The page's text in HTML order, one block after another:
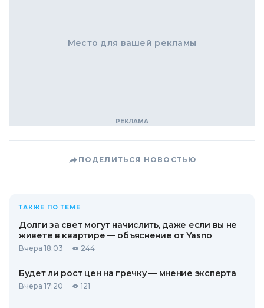
Место для вашей рекламы
ПОДЕЛИТЬСЯ НОВОСТЬЮ
ТАКЖЕ ПО ТЕМЕ
Долги за свет могут начислить, даже если вы не
живете в квартире — объяснение от Yasno
Вчера 18:03 244
Будет ли рост цен на гречку — мнение эксперта
Вчера 17:20 121